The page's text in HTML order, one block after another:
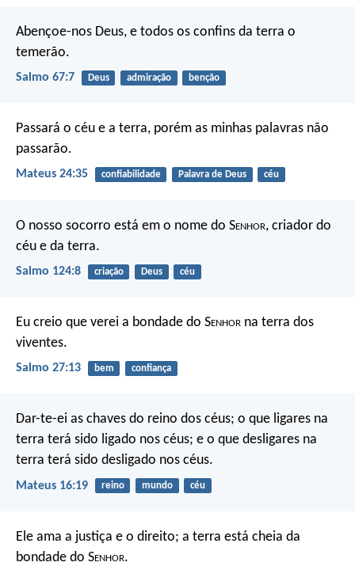
Abençoe-nos Deus, e todos os confins da terra o
temerão.
Salmo 67:7 Deus admiração benção
Passará o céu e a terra, porém as minhas palavras não
passarão.
Mateus 24:35 confiabilidade Palavra de Deus céu
O nosso socorro está em o nome do Senhor, criador do
céu e da terra.
Salmo 124:8 criação Deus céu
Eu creio que verei a bondade do Senhor na terra dos
viventes.
Salmo 27:13 bem confiança
Dar-te-ei as chaves do reino dos céus; o que ligares na
terra terá sido ligado nos céus; e o que desligares na
terra terá sido desligado nos céus.
Mateus 16:19 reino mundo céu
Ele ama a justiça e o direito; a terra está cheia da
bondade do Senhor.